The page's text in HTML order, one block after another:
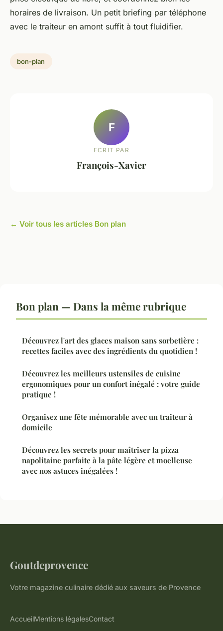
horaires de livraison. Un petit briefing par téléphone
avec le traiteur en amont suffit à tout fluidifier.
bon-plan
F
ECRIT PAR
François-Xavier
← Voir tous les articles Bon plan
Bon plan — Dans la même rubrique
Découvrez l'art des glaces maison sans sorbetière :
recettes faciles avec des ingrédients du quotidien !
Découvrez les meilleurs ustensiles de cuisine
ergonomiques pour un confort inégalé : votre guide
pratique !
Organisez une fête mémorable avec un traiteur à
domicile
Découvrez les secrets pour maîtriser la pizza
napolitaine parfaite à la pâte légère et moelleuse
avec nos astuces inégalées !
Goutdeprovence
Votre magazine culinaire dédié aux saveurs de Provence
AccueilMentions légalesContact